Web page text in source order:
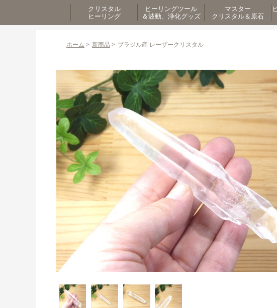
クリスタル
ヒーリング
ヒーリングツール
＆波動、浄化グッズ
マスター
クリスタル＆原石
ホーム > 新商品 > ブラジル産 レーザークリスタル